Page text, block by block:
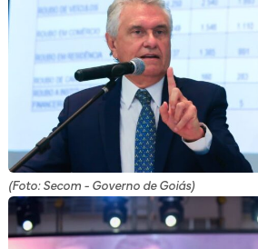
(Foto: Secom - Governo de Goiás)